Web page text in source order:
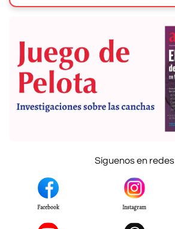
Síguenos en redes
Facebook Instagram